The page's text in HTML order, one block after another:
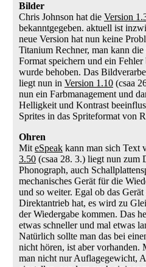
Bilder
Chris Johnson hat die Version
bekanntgegeben. aktuell ist
neue Version hat nun keine
Titanium Rechner, man kann
Format speichern und ein
wurde behoben. Das
liegt nun in Version 1.10 (csaa
nun ein Farbmanagement und
Helligkeit und Kontrast
Sprites in das Spriteformat von
Ohren
Mit eSpeak kann man sich Text
3.50 (csaa 28. 3.) liegt nun zum
Phonograph, auch
mechanisches Gerät für die
und so weiter. Egal ob das
Direktantrieb hat, es wird zu
der Wiedergabe kommen. Das
etwas schneller und mal etwas
Natürlich sollte man das bei
nicht hören, ist aber vorhanden.
man nicht nur Auflagegewicht,